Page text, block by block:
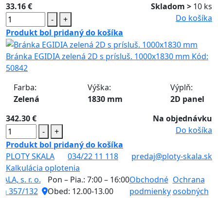
33.16 €
Skladom > 10 ks
-
+
Do košíka
Produkt bol pridaný do košíka
Bránka EGIDIA zelená 2D s prísluš. 1000x1830 mm Kód:
50842
Farba:
Zelená
Výška:
1830 mm
Výplň:
2D panel
342.30 €
Na objednávku
-
+
Do košíka
Produkt bol pridaný do košíka
PLOTY SKALA
034/22 11 118
predaj@ploty-skala.sk
Kalkulácia oplotenia
s. r. o.
357/132
Pon – Pia.: 7:00 – 16:00
Obed: 12.00-13.00
Obchodné
podmienky
Ochrana
osobných